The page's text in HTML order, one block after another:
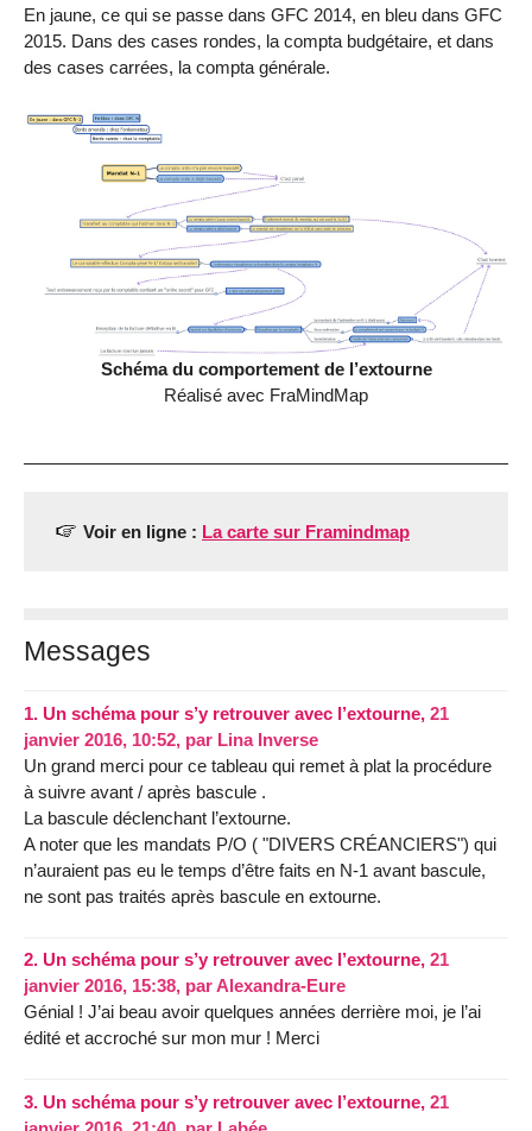
En jaune, ce qui se passe dans GFC 2014, en bleu dans GFC
2015. Dans des cases rondes, la compta budgétaire, et dans
des cases carrées, la compta générale.
Schéma du comportement de l’extourne
Réalisé avec FraMindMap
Voir en ligne : La carte sur Framindmap
Messages
1. Un schéma pour s’y retrouver avec l’extourne, 21
janvier 2016, 10:52, par Lina Inverse
Un grand merci pour ce tableau qui remet à plat la procédure
à suivre avant / après bascule .
La bascule déclenchant l’extourne.
A noter que les mandats P/O ( "DIVERS CRÉANCIERS") qui
n’auraient pas eu le temps d’être faits en N-1 avant bascule,
ne sont pas traités après bascule en extourne.
2. Un schéma pour s’y retrouver avec l’extourne, 21
janvier 2016, 15:38, parAlexandra-Eure
Génial ! J’ai beau avoir quelques années derrière moi, je l’ai
édité et accroché sur mon mur ! Merci
3. Un schéma pour s’y retrouver avec l’extourne, 21